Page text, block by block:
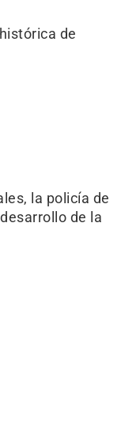
de
la policía de
de la